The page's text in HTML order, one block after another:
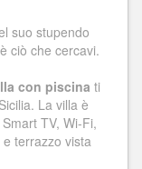
suo stupendo
ciò che cercavi.
con piscina ti
La villa è
TV, Wi-Fi,
terrazzo vista